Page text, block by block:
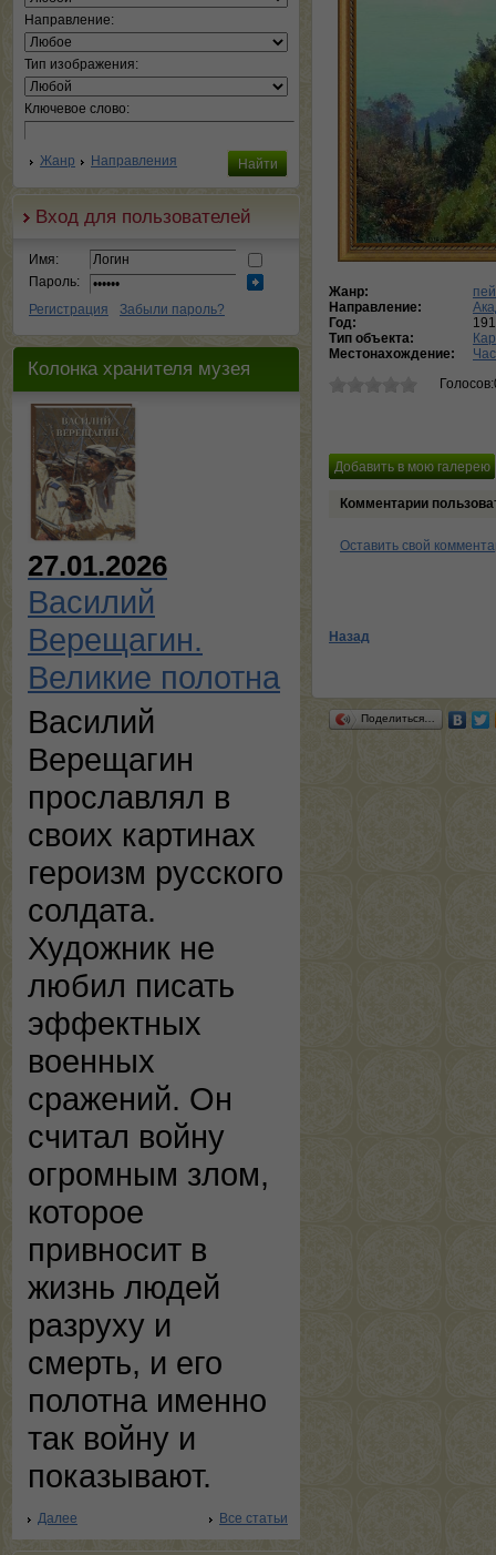
Направление:
Тип изображения:
Ключевое слово:
Жанр Направления
Вход для пользователей
Имя:
Пароль:
Регистрация
Забыли пароль?
Колонка хранителя музея
27.01.2026
Василий
Верещагин.
Великие полотна
Василий
Верещагин
прославлял в
своих картинах
героизм русского
солдата.
Художник не
любил писать
эффектных
военных
сражений. Он
считал войну
огромным злом,
которое
привносит в
жизнь людей
разруху и
смерть, и его
полотна именно
так войну и
показывают.
Далее Все статьи
Жанр:
Направление:
Год:
Тип объекта:
Местонахождение:
Комментарии
Оставить свой
Назад
Поделиться…